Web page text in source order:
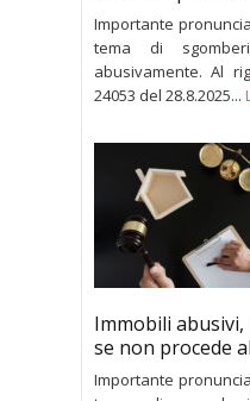
Importante
tema di
abusivamente. Al
24053 del 28.8.2025...
Immobili abusivi,
se non procede
Importante